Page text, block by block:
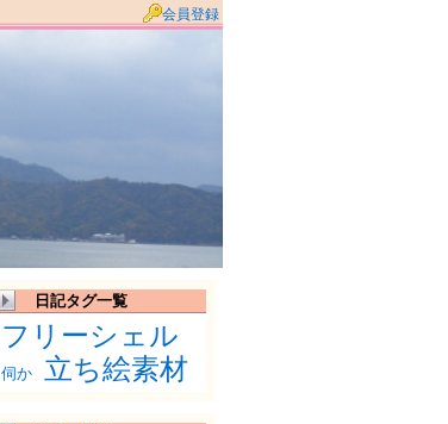
会員登録
日記タグ一覧
フリーシェル
伺か 立ち絵素材